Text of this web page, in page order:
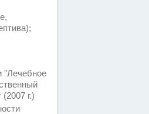
"Лечебное
г.)